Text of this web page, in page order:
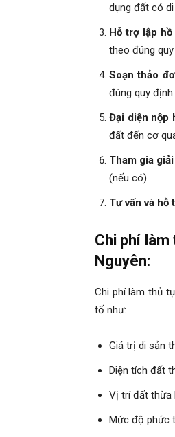
dụng đất có
Hỗ trợ lập hồ
theo đúng
Soạn thảo
đúng quy định
Đại diện nộp
đất đến cơ
Tham gia
(nếu có).
Tư vấn và hỗ
Chi phí
Nguyên:
Chi phí làm thủ
tố như:
Giá trị di sản
Diện tích đất
Vị trí đất thừa
Mức độ phức